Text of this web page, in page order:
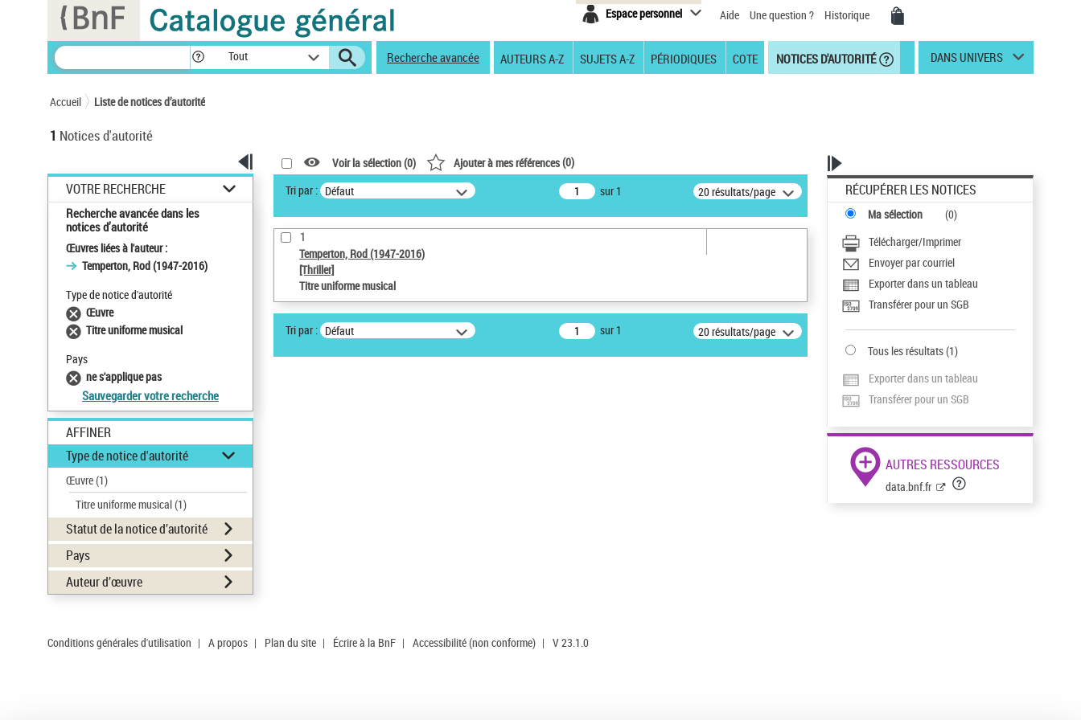
Espace personnel Aide Une question ? Historique
Tout Recherche avancée AUTEURS A-Z SUJETS A-Z PÉRIODIQUES COTE NOTICES D'AUTORITÉ DANS UNIVERS
Accueil Liste de notices d’autorité
1 Notices d'autorité
VOTRE RECHERCHE
Recherche avancée dans les
notices d’autorité
Œuvres liées à l'auteur :
Temperton, Rod (1947-2016)
Type de notice d'autorité
Œuvre
Titre uniforme musical
Pays
ne s'applique pas
Sauvegarder votre recherche
AFFINER
Type de notice d'autorité
Œuvre(1)
Titre uniforme musical(1)
Statut de la notice d’autorité
Pays
Auteur d’œuvre
Voir la sélection (0) Ajouter à mes références(0)
Tri par : Défaut sur 1 20 résultats/page
1
Temperton, Rod (1947-2016)
[Thriller]
Titre uniforme musical
Tri par : Défaut sur 1 20 résultats/page
RÉCUPÉRER LES NOTICES
Ma sélection (0)
Télécharger/Imprimer
Envoyer par courriel
Exporter dans un tableau
Transférer pour un SGB
Tous les résultats(1)
Exporter dans un tableau
Transférer pour un SGB
AUTRES RESSOURCES
data.bnf.fr
Conditions générales d'utilisation | A propos | Plan du site | Écrire à la BnF | Accessibilité (non conforme) | V 23.1.0
Panneau de gestion des cookies